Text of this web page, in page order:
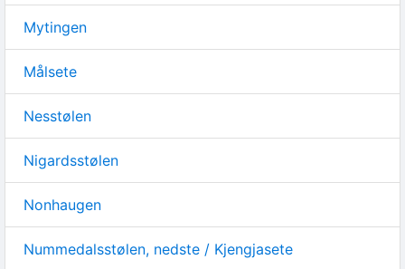
Mytingen
Målsete
Nesstølen
Nigardsstølen
Nonhaugen
Nummedalsstølen, nedste / Kjengjasete